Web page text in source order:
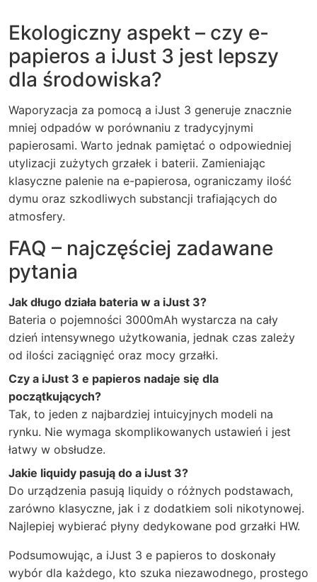
Ekologiczny aspekt – czy e-
papieros a iJust 3 jest lepszy
dla środowiska?
Waporyzacja za pomocą a iJust 3 generuje znacznie
mniej odpadów w porównaniu z tradycyjnymi
papierosami. Warto jednak pamiętać o odpowiedniej
utylizacji zużytych grzałek i baterii. Zamieniając
klasyczne palenie na e-papierosa, ograniczamy ilość
dymu oraz szkodliwych substancji trafiających do
atmosfery.
FAQ – najczęściej zadawane
pytania
Jak długo działa bateria w a iJust 3?
Bateria o pojemności 3000mAh wystarcza na cały
dzień intensywnego użytkowania, jednak czas zależy
od ilości zaciągnięć oraz mocy grzałki.
Czy a iJust 3 e papieros nadaje się dla
początkujących?
Tak, to jeden z najbardziej intuicyjnych modeli na
rynku. Nie wymaga skomplikowanych ustawień i jest
łatwy w obsłudze.
Jakie liquidy pasują do a iJust 3?
Do urządzenia pasują liquidy o różnych podstawach,
zarówno klasyczne, jak i z dodatkiem soli nikotynowej.
Najlepiej wybierać płyny dedykowane pod grzałki HW.
Podsumowując, a iJust 3 e papieros to doskonały
wybór dla każdego, kto szuka niezawodnego, prostego